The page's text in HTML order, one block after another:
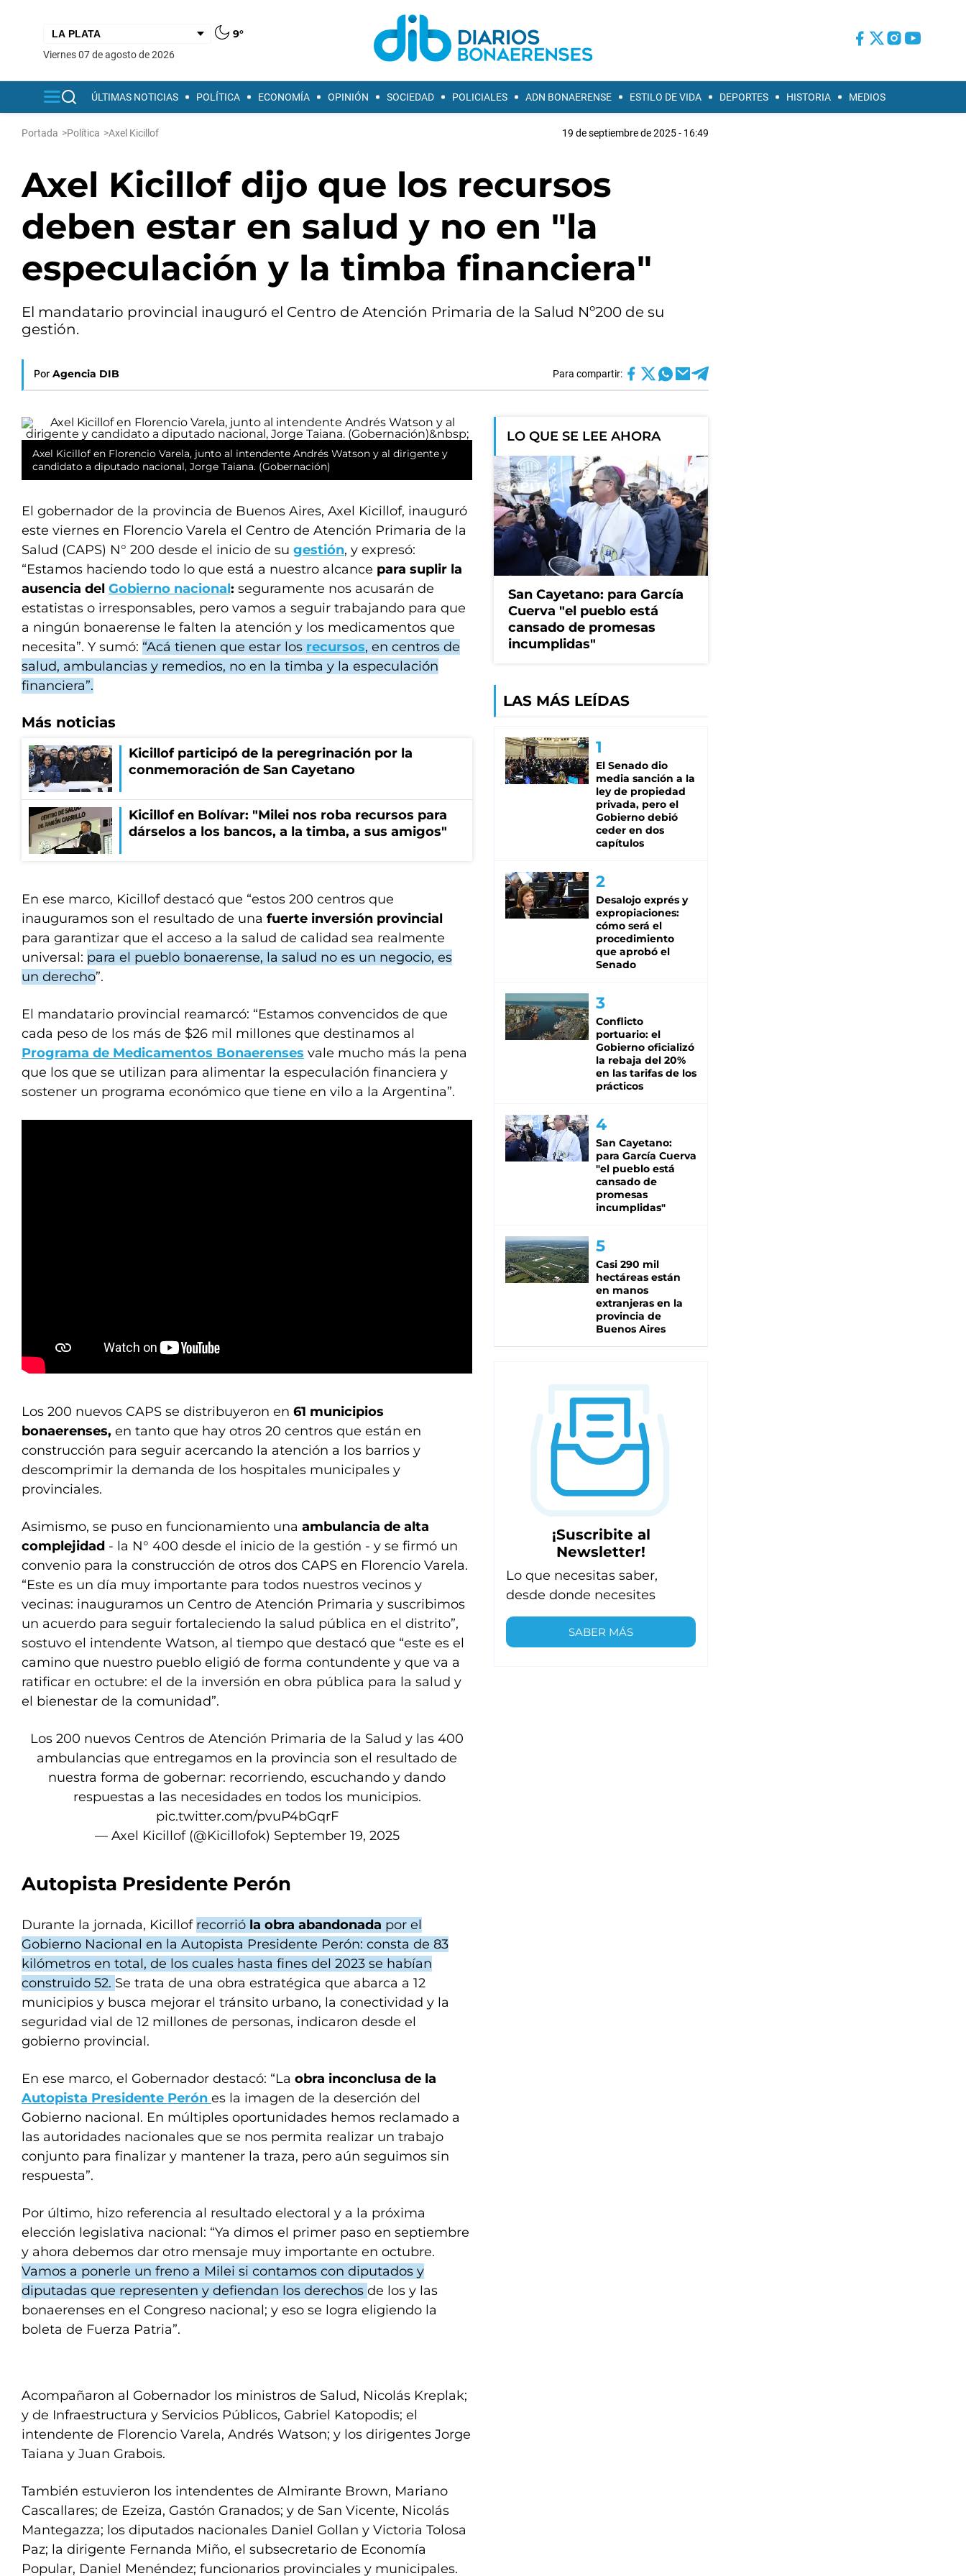
9°
viernes 07 de agosto de 2026
ÚLTIMAS NOTICIAS POLÍTICA ECONOMÍA OPINIÓN SOCIEDAD POLICIALES ADN BONAERENSE ESTILO DE VIDA DEPORTES HISTORIA MEDIOS
Portada >Política >Axel Kicillof 19 de septiembre de 2025 - 16:49
Axel Kicillof dijo que los recursos
deben estar en salud y no en "la
especulación y la timba financiera"
El mandatario provincial inauguró el Centro de Atención Primaria de la Salud Nº200 de su
gestión.
Por Agencia DIB Para compartir:
Axel Kicillof en Florencio Varela, junto al intendente Andrés Watson y al dirigente y
candidato a diputado nacional, Jorge Taiana. (Gobernación)
El gobernador de la provincia de Buenos Aires, Axel Kicillof, inauguró
este viernes en Florencio Varela el Centro de Atención Primaria de la
Salud (CAPS) N° 200 desde el inicio de su gestión, y expresó:
“Estamos haciendo todo lo que está a nuestro alcance para suplir la
ausencia del Gobierno nacional: seguramente nos acusarán de
estatistas o irresponsables, pero vamos a seguir trabajando para que
a ningún bonaerense le falten la atención y los medicamentos que
necesita”. Y sumó: “Acá tienen que estar los recursos, en centros de
salud, ambulancias y remedios, no en la timba y la especulación
financiera”.
Más noticias
Kicillof participó de la peregrinación por la
conmemoración de San Cayetano
Kicillof en Bolívar: "Milei nos roba recursos para
dárselos a los bancos, a la timba, a sus amigos"
En ese marco, Kicillof destacó que “estos 200 centros que
inauguramos son el resultado de una fuerte inversión provincial
para garantizar que el acceso a la salud de calidad sea realmente
universal: para el pueblo bonaerense, la salud no es un negocio, es
un derecho”.
El mandatario provincial reamarcó: “Estamos convencidos de que
cada peso de los más de $26 mil millones que destinamos al
Programa de Medicamentos Bonaerenses vale mucho más la pena
que los que se utilizan para alimentar la especulación financiera y
sostener un programa económico que tiene en vilo a la Argentina”.
Los 200 nuevos CAPS se distribuyeron en 61 municipios
bonaerenses, en tanto que hay otros 20 centros que están en
construcción para seguir acercando la atención a los barrios y
descomprimir la demanda de los hospitales municipales y
provinciales.
Asimismo, se puso en funcionamiento una ambulancia de alta
complejidad - la N° 400 desde el inicio de la gestión - y se firmó un
convenio para la construcción de otros dos CAPS en Florencio Varela.
“Este es un día muy importante para todos nuestros vecinos y
vecinas: inauguramos un Centro de Atención Primaria y suscribimos
un acuerdo para seguir fortaleciendo la salud pública en el distrito”,
sostuvo el intendente Watson, al tiempo que destacó que “este es el
camino que nuestro pueblo eligió de forma contundente y que va a
ratificar en octubre: el de la inversión en obra pública para la salud y
el bienestar de la comunidad”.
Los 200 nuevos Centros de Atención Primaria de la Salud y las 400
ambulancias que entregamos en la provincia son el resultado de
nuestra forma de gobernar: recorriendo, escuchando y dando
respuestas a las necesidades en todos los municipios.
pic.twitter.com/pvuP4bGqrF
— Axel Kicillof (@Kicillofok) September 19, 2025
Autopista Presidente Perón
Durante la jornada, Kicillof recorrió la obra abandonada por el
Gobierno Nacional en la Autopista Presidente Perón: consta de 83
kilómetros en total, de los cuales hasta fines del 2023 se habían
construido 52. Se trata de una obra estratégica que abarca a 12
municipios y busca mejorar el tránsito urbano, la conectividad y la
seguridad vial de 12 millones de personas, indicaron desde el
gobierno provincial.
En ese marco, el Gobernador destacó: “La obra inconclusa de la
Autopista Presidente Perón es la imagen de la deserción del
Gobierno nacional. En múltiples oportunidades hemos reclamado a
las autoridades nacionales que se nos permita realizar un trabajo
conjunto para finalizar y mantener la traza, pero aún seguimos sin
respuesta”.
Por último, hizo referencia al resultado electoral y a la próxima
elección legislativa nacional: “Ya dimos el primer paso en septiembre
y ahora debemos dar otro mensaje muy importante en octubre.
Vamos a ponerle un freno a Milei si contamos con diputados y
diputadas que representen y defiendan los derechos de los y las
bonaerenses en el Congreso nacional; y eso se logra eligiendo la
boleta de Fuerza Patria”.
Acompañaron al Gobernador los ministros de Salud, Nicolás Kreplak;
y de Infraestructura y Servicios Públicos, Gabriel Katopodis; el
intendente de Florencio Varela, Andrés Watson; y los dirigentes Jorge
Taiana y Juan Grabois.
También estuvieron los intendentes de Almirante Brown, Mariano
Cascallares; de Ezeiza, Gastón Granados; y de San Vicente, Nicolás
Mantegazza; los diputados nacionales Daniel Gollan y Victoria Tolosa
Paz; la dirigente Fernanda Miño, el subsecretario de Economía
Popular, Daniel Menéndez; funcionarios provinciales y municipales.
LO QUE SE LEE AHORA
San Cayetano: para García
Cuerva "el pueblo está
cansado de promesas
incumplidas"
LAS MÁS LEÍDAS
El Senado dio
media sanción a la
ley de propiedad
privada, pero el
Gobierno debió
ceder en dos
capítulos
Desalojo exprés y
expropiaciones:
cómo será el
procedimiento
que aprobó el
Senado
Conflicto
portuario: el
Gobierno oficializó
la rebaja del 20%
en las tarifas de los
prácticos
San Cayetano:
para García Cuerva
"el pueblo está
cansado de
promesas
incumplidas"
Casi 290 mil
hectáreas están
en manos
extranjeras en la
provincia de
Buenos Aires
¡Suscribite al
Newsletter!
Lo que necesitas saber,
desde donde necesites
SABER MÁS